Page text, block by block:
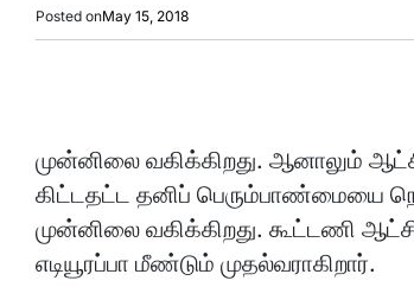
Posted onMay 15, 2018
முன்னிலை வகிக்கிறது. ஆனாலும்
கிட்டதட்ட தனிப் பெரும்பாண்மையை
முன்னிலை வகிக்கிறது. கூட்டணி
எடியூரப்பா மீண்டும் முதல்வராகிறார்.